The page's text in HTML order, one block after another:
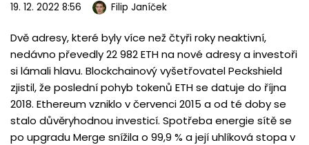
19. 12. 2022 8:56 Filip Janíček
Dvě adresy, které byly více než čtyři roky neaktivní,
nedávno převedly 22 982 ETH na nové adresy a investoři
si lámali hlavu. Blockchainový vyšetřovatel Peckshield
zjistil, že poslední pohyb tokenů ETH se datuje do října
2018. Ethereum vzniklo v červenci 2015 a od té doby se
stalo důvěryhodnou investicí. Spotřeba energie sítě se
po upgradu Merge snížila o 99,9 % a její uhlíková stopa v